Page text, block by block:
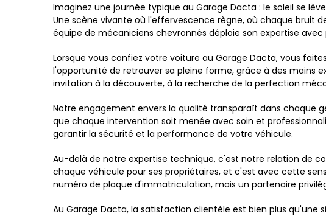
Imaginez une journée typique au Garage Dacta : le soleil se
Une scène vivante où l'effervescence règne, où chaque bruit
équipe de mécaniciens chevronnés déploie son expertise
Lorsque vous confiez votre voiture au Garage Dacta, vous
l'opportunité de retrouver sa pleine forme, grâce à des mains
invitation à la découverte, à la recherche de la perfection
Notre engagement envers la qualité transparaît dans chaque
que chaque intervention soit menée avec soin et
garantir la sécurité et la performance de votre véhicule.
Au-delà de notre expertise technique, c'est notre relation de
chaque véhicule pour ses propriétaires, et c'est avec cette
numéro de plaque d'immatriculation, mais un partenaire
Au Garage Dacta, la satisfaction clientèle est bien plus